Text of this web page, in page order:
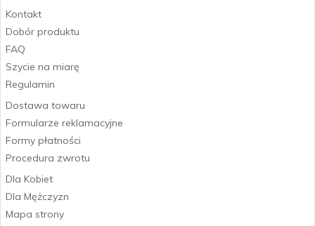
Kontakt
Dobór produktu
FAQ
Szycie na miarę
Regulamin
Dostawa towaru
Formularze reklamacyjne
Formy płatności
Procedura zwrotu
Dla Kobiet
Dla Mężczyzn
Mapa strony